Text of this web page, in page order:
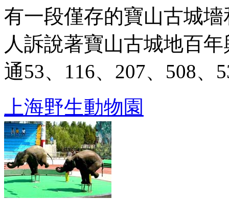
有一段僅存的寶山古城
人訴說著寶山古城地百
通53、116、207、508、
上海野生動物園